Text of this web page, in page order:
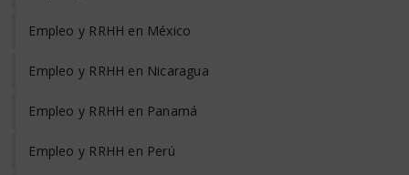
Empleo y RRHH en México
Empleo y RRHH en Nicaragua
Empleo y RRHH en Panamá
Empleo y RRHH en Perú